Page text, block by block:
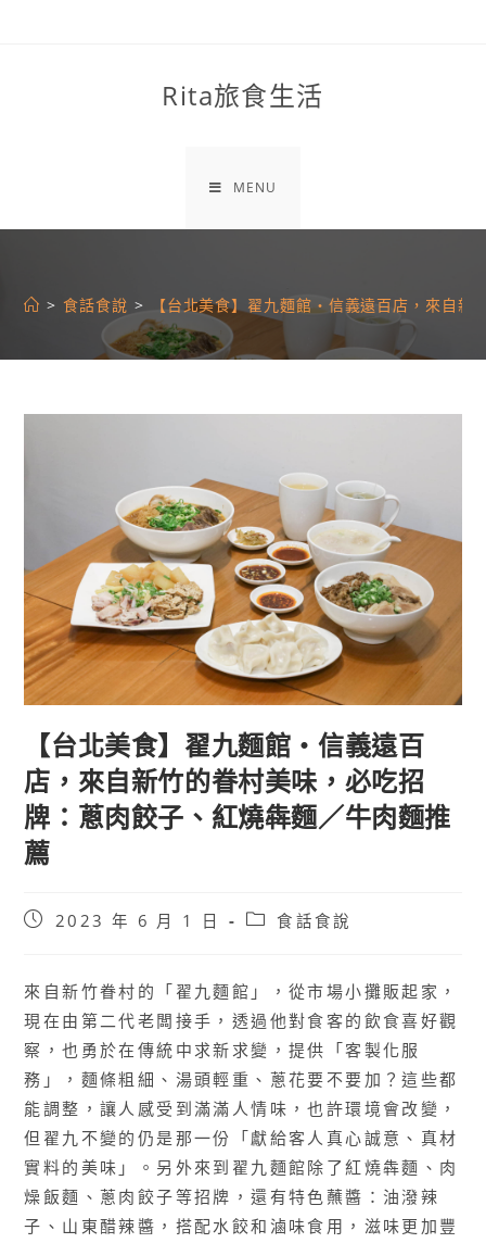
Rita旅食生活
MENU
> 食話食說 > 【台北美食】翟九麵館・信義遠百店，來自
【台北美食】翟九麵館・信義遠百
店，來自新竹的眷村美味，必吃招
牌：蔥肉餃子、紅燒犇麵／牛肉麵推
薦
Post2023 年 6 月 1 日
Post食話食說
來自新竹眷村的「翟九麵館」，從市場小攤販起家，
現在由第二代老闆接手，透過他對食客的飲食喜好觀
察，也勇於在傳統中求新求變，提供「客製化服
務」，麵條粗細、湯頭輕重、蔥花要不要加？這些都
能調整，讓人感受到滿滿人情味，也許環境會改變，
但翟九不變的仍是那一份「獻給客人真心誠意、真材
實料的美味」。另外來到翟九麵館除了紅燒犇麵、肉
燥飯麵、蔥肉餃子等招牌，還有特色蘸醬：油潑辣
子、山東醋辣醬，搭配水餃和滷味食用，滋味更加豐